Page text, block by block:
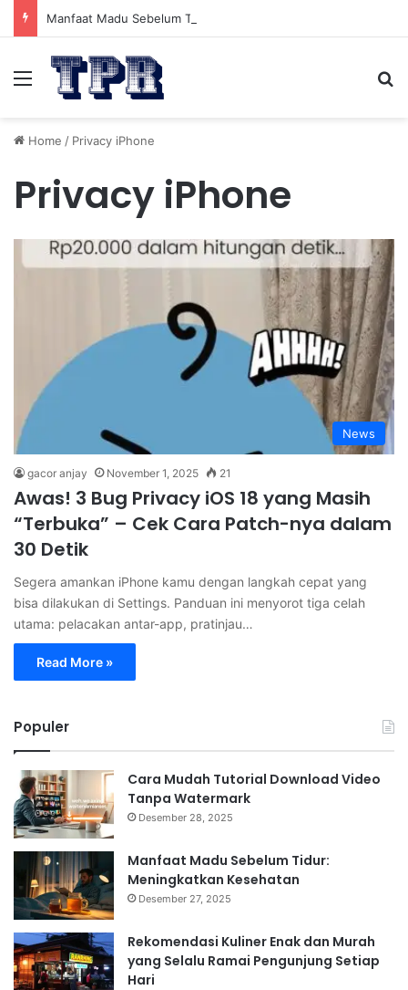
Manfaat Madu Sebelum Tidur: Meningkatkan Kesehatan
Menu
Home / Privacy iPhone
Privacy iPhone
News
gacor anjay November 1, 2025 21
Awas! 3 Bug Privacy iOS 18 yang Masih
“Terbuka” – Cek Cara Patch-nya dalam
30 Detik
Segera amankan iPhone kamu dengan langkah cepat yang
bisa dilakukan di Settings. Panduan ini menyorot tiga celah
utama: pelacakan antar-app, pratinjau…
Read More »
Populer
Cara Mudah Tutorial Download Video
Tanpa Watermark
Desember 28, 2025
Manfaat Madu Sebelum Tidur:
Meningkatkan Kesehatan
Desember 27, 2025
Rekomendasi Kuliner Enak dan Murah
yang Selalu Ramai Pengunjung Setiap
Hari